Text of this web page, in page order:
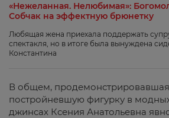
«Нежеланная. Нелюбимая»:
Собчак на эффектную брюнетку
Любящая жена приехала поддержать
спектакля, но в итоге была вынуждена
Константина
В общем,
постройневшую фигурку в
джинсах Ксения Анатольевна